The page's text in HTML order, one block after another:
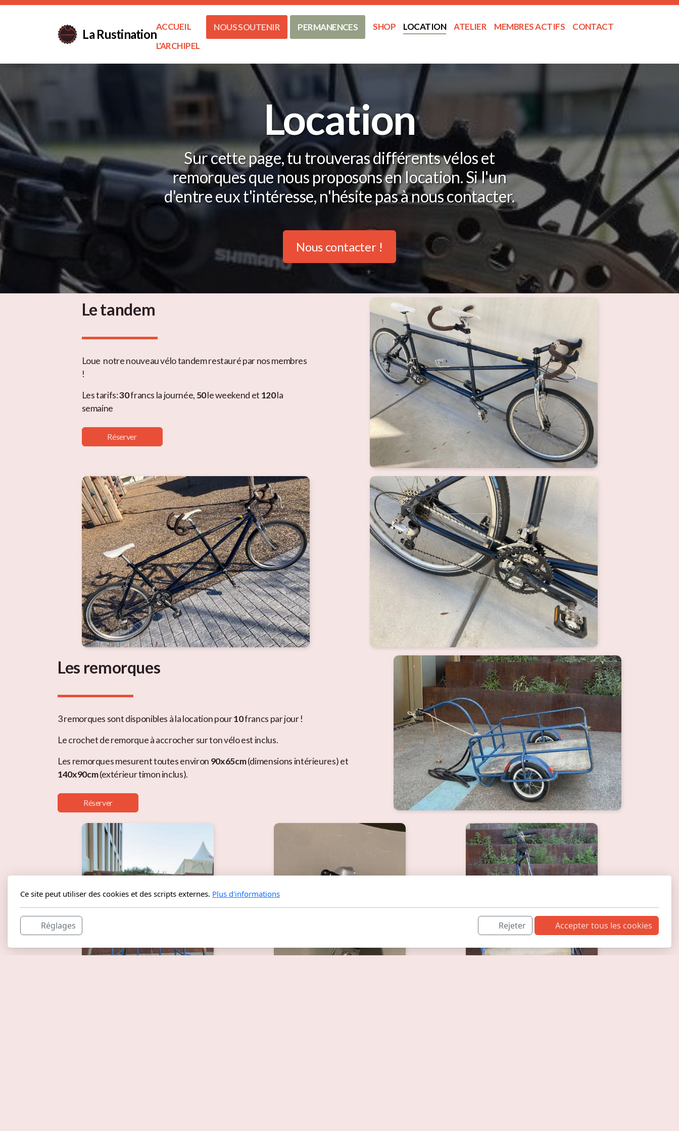
La Rustination
ACCUEIL NOUS SOUTENIR PERMANENCES SHOP LOCATION ATELIER MEMBRES ACTIFS
CONTACT
L'ARCHIPEL
Location
Sur cette page, tu trouveras différents vélos et
remorques que nous proposons en location. Si l'un
d'entre eux t'intéresse, n'hésite pas à nous contacter.
Nous contacter !
Le tandem
Loue notre nouveau vélo tandem restauré par nos membres
!
Les tarifs:30francs la journée, 50le weekend et 120la
semaine
Réserver
Les remorques
3 remorques sont disponibles à la location pour10francs par jour !
Le crochet de remorque à accrocher sur ton vélo est inclus.
Les remorques mesurent toutes environ 90x65cm(dimensions intérieures) et
140x90cm(extérieur timon inclus).
Réserver
Ce site peut utiliser des cookies et des scripts externes. Plus d'informations
Réglages Rejeter Accepter tous les cookies